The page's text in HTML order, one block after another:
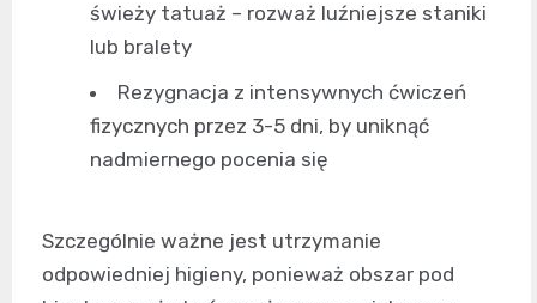
świeży tatuaż – rozważ luźniejsze staniki
lub bralety
Rezygnacja z intensywnych ćwiczeń
fizycznych przez 3-5 dni, by uniknąć
nadmiernego pocenia się
Szczególnie ważne jest utrzymanie
odpowiedniej higieny, ponieważ obszar pod